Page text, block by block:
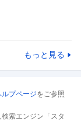
もっと見る
ルプページをご参照
索エンジン「スタ